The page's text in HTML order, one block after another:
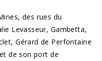
des rues du
Levasseur, Gambetta,
Gérard de Perfontaine
de son port de